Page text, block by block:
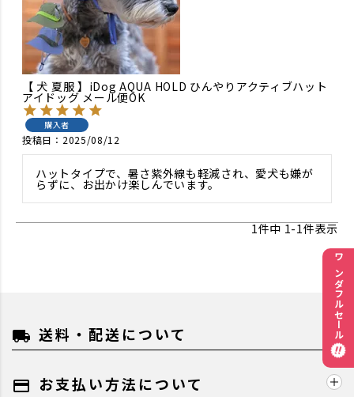
【 犬 夏服 】iDog AQUA HOLD ひんやりアクティブハット
アイドッグ メール便OK
購入者
投稿日 2025/08/12
ハットタイプで、暑さ紫外線も軽減され、愛犬も嫌が
らずに、お出かけ楽しんでいます。
1件中 1-1件表示
local_shipping 送料・配送について
payment お支払い方法について
ワンダフルセール